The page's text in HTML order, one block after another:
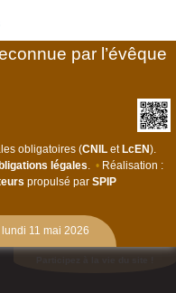
par l’évêque
obligatoires (CNIL etLcEN).
légales • Réalisation :
propulsé par SPIP
11 mai 2026